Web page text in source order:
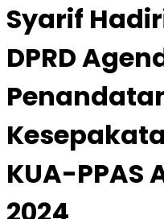
Syarif
DPRD
KUA-PPAS